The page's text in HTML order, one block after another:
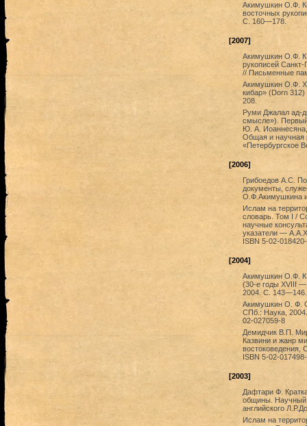
Акимушкин О.Ф.
восточных
С. 160—178.
[2007]
Акимушкин О.Ф. К
рукописей Санкт-
// Письменные
Акимушкин О.Ф.
кибар» (Dorn
208.
Руми Джалал ад-
смысле»).
Ю. А.
Общая и научная
«Петербургское
[2006]
Грибоедов А.С.
документы,
О.Ф.Акимушкина
Ислам на
словарь. Том I /
научные
указатели —
ISBN 5-02-
[2004]
Акимушкин О.Ф. К
(30-е годы XVIII —
2004. С. 143—146.
Акимушкин О. Ф.
СПб.: Наука,
02-027059-8
Демидчик В.П.
Казвини и жанр
ISBN 5-02-
[2003]
Дафтари Ф.
общины. Научный
английского
Ислам на